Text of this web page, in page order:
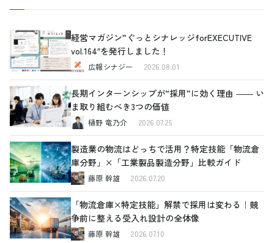
経営マガジン”ぐっとシナレッジforEXECUTIVE
vol.164″を発行しました！
広報シナジー 2026.08.01
長期インターンシップが“採用”に効く理由 ―― い
ま取り組むべき3つの価値
樋野 竜乃介 2026.07.25
製造業の物流はどっちで活用？特定技能「物流倉
庫分野」×「工業製品製造分野」比較ガイド
藤原 幹雄 2026.07.20
「物流倉庫×特定技能」解禁で採用は変わる｜競
争前に整える受入れ設計の全体像
藤原 幹雄 2026.07.10